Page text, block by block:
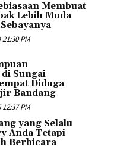
Membuat
Lebih Muda
PM
Sungai
Diduga
Bandang
PM
yang Selalu
Anda Tetapi
Berbicara